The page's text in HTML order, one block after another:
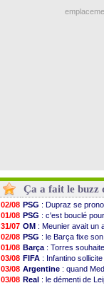
: Akliouche a
Ça a fait le buzz
02/08 PSG : Dupraz se
01/08 PSG : c'est bouclé
31/07 OM : Meunier avait un
02/08 PSG : le Barça fixe
01/08 Barça : Torres
03/08 FIFA : Infantino
03/08 Argentine : quand
03/08 Real : le démenti de